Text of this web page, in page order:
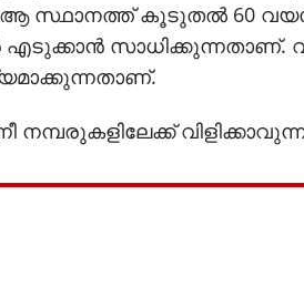
ആ സ്ഥാനത്ത് കൂടുതല്‍ 60
എടുക്കാന്‍ സാധിക്കുന്നതാണ്.
നമ്പരുകളിലേക്ക്